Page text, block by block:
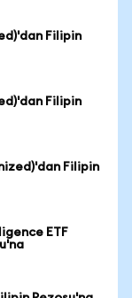
Filipin
Filipin
Filipin
ETF